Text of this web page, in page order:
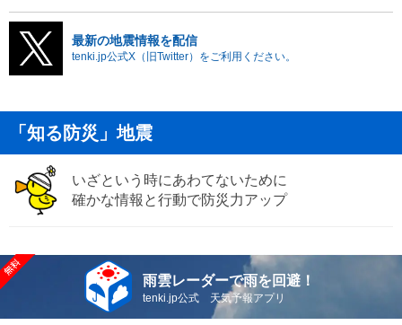
最新の地震情報を配信
tenki.jp公式X（旧Twitter）をご利用ください。
「知る防災」地震
いざという時にあわてないために
確かな情報と行動で防災力アップ
雨雲レーダーで雨を回避！
tenki.jp公式 天気予報アプリ